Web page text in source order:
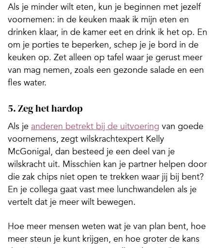
Als je minder wilt eten, kun je beginnen met jezelf
voornemen: in de keuken maak ik mijn eten en
drinken klaar, in de kamer eet en drink ik het op. En
om je porties te beperken, schep je je bord in de
keuken op. Zet alleen op tafel waar je gerust meer
van mag nemen, zoals een gezonde salade en een
fles water.
5. Zeg het hardop
Als je anderen betrekt bij de uitvoering van goede
voornemens, zegt wilskrachtexpert Kelly
McGonigal, dan besteed je een deel van je
wilskracht uit. Misschien kan je partner helpen door
die zak chips niet open te trekken waar jij bij bent?
En je collega gaat vast mee lunchwandelen als je
vertelt dat je meer wilt bewegen.
Hoe meer mensen weten wat je van plan bent, hoe
meer steun je kunt krijgen, en hoe groter de kans